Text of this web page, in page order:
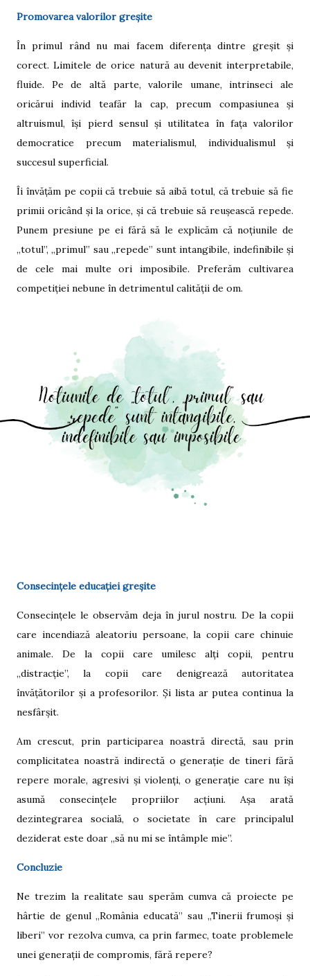
Promovarea valorilor greșite
În primul rând nu mai facem diferența dintre greșit și
corect. Limitele de orice natură au devenit interpretabile,
fluide. Pe de altă parte, valorile umane, intrinseci ale
oricărui individ teafăr la cap, precum compasiunea și
altruismul, își pierd sensul și utilitatea în fața valorilor
democratice precum materialismul, individualismul și
succesul superficial.
Îi învățăm pe copii că trebuie să aibă totul, că trebuie să fie
primii oricând și la orice, și că trebuie să reușească repede.
Punem presiune pe ei fără să le explicăm că noțiunile de
„totul”, „primul” sau „repede” sunt intangibile, indefinibile și
de cele mai multe ori imposibile. Preferăm cultivarea
competiției nebune în detrimentul calității de om.
Consecințele educației greșite
Consecințele le observăm deja în jurul nostru. De la copii
care incendiază aleatoriu persoane, la copii care chinuie
animale. De la copii care umilesc alți copii, pentru
„distracție”, la copii care denigrează autoritatea
învățătorilor și a profesorilor. Și lista ar putea continua la
nesfârșit.
Am crescut, prin participarea noastră directă, sau prin
complicitatea noastră indirectă o generație de tineri fără
repere morale, agresivi și violenți, o generație care nu își
asumă consecințele propriilor acțiuni. Așa arată
dezintegrarea socială, o societate în care principalul
deziderat este doar „să nu mi se întâmple mie”.
Concluzie
Ne trezim la realitate sau sperăm cumva că proiecte pe
hârtie de genul „România educată” sau „Tinerii frumoși și
liberi” vor rezolva cumva, ca prin farmec, toate problemele
unei generații de compromis, fără repere?